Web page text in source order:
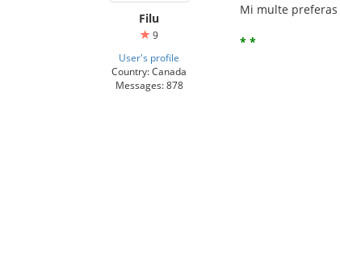
Filu
9
User's profile
Country: Canada
Messages: 878
Mi multe
* *